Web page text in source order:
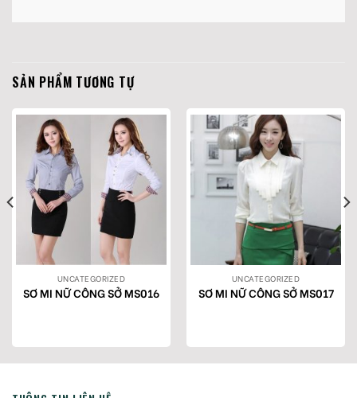
SẢN PHẨM TƯƠNG TỰ
UNCATEGORIZED
SƠ MI NỮ CÔNG SỞ MS016
UNCATEGORIZED
SƠ MI NỮ CÔNG SỞ MS017